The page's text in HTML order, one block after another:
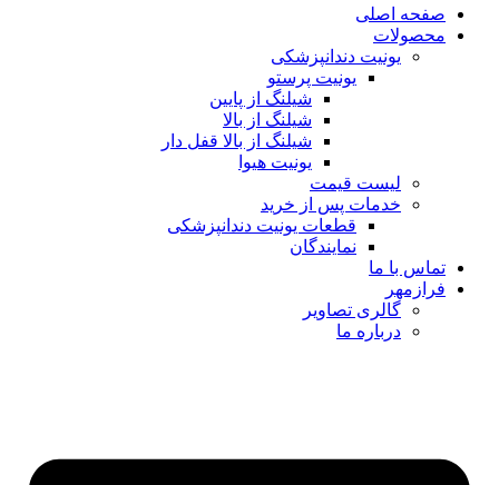
صفحه اصلی
محصولات
یونیت دندانپزشکی
یونیت پرستو
شیلنگ از پایین
شیلنگ از بالا
شیلنگ از بالا قفل دار
یونیت هیوا
لیست قیمت
خدمات پس از خرید
قطعات یونیت دندانپزشکی
نمایندگان
تماس با ما
فرازمهر
گالری تصاویر
درباره ما